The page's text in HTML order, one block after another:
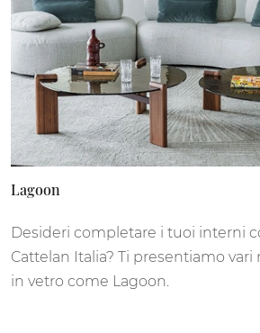
Lagoon
Desideri completare i tuoi interni
Cattelan Italia? Ti presentiamo
in vetro come Lagoon.